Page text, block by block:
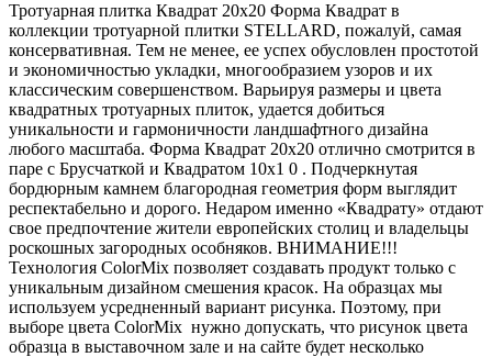
Тротуарная плитка Квадрат 20х20 Форма Квадрат в
коллекции тротуарной плитки STELLARD, пожалуй, самая
консервативная. Тем не менее, ее успех обусловлен простотой
и экономичностью укладки, многообразием узоров и их
классическим совершенством. Варьируя размеры и цвета
квадратных тротуарных плиток, удается добиться
уникальности и гармоничности ландшафтного дизайна
любого масштаба. Форма Квадрат 20х20 отлично смотрится в
паре с Брусчаткой и Квадратом 10х1 0 . Подчеркнутая
бордюрным камнем благородная геометрия форм выглядит
респектабельно и дорого. Недаром именно «Квадрату» отдают
свое предпочтение жители европейских столиц и владельцы
роскошных загородных особняков. ВНИМАНИЕ!!!
Технология ColorMix позволяет создавать продукт только с
уникальным дизайном смешения красок. На образцах мы
используем усредненный вариант рисунка. Поэтому, при
выборе цвета ColorMix нужно допускать, что рисунок цвета
образца в выставочном зале и на сайте будет несколько